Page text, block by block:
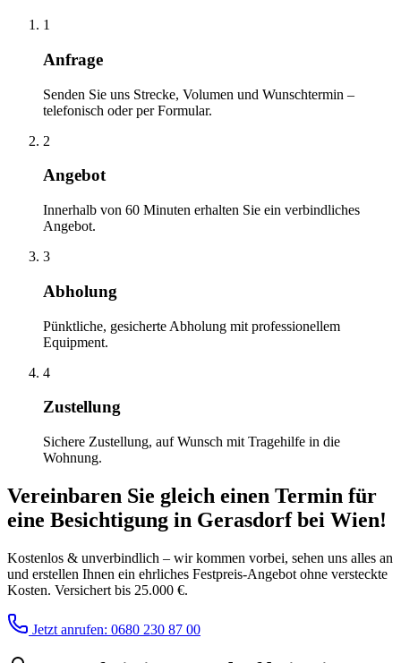
1
Anfrage
Senden Sie uns Strecke, Volumen und Wunschtermin –
telefonisch oder per Formular.
2
Angebot
Innerhalb von 60 Minuten erhalten Sie ein verbindliches
Angebot.
3
Abholung
Pünktliche, gesicherte Abholung mit professionellem
Equipment.
4
Zustellung
Sichere Zustellung, auf Wunsch mit Tragehilfe in die
Wohnung.
Vereinbaren Sie gleich einen Termin für
eine Besichtigung in Gerasdorf bei Wien!
Kostenlos & unverbindlich – wir kommen vorbei, sehen uns alles an
und erstellen Ihnen ein ehrliches Festpreis-Angebot ohne versteckte
Kosten. Versichert bis 25.000 €.
Jetzt anrufen: 0680 230 87 00